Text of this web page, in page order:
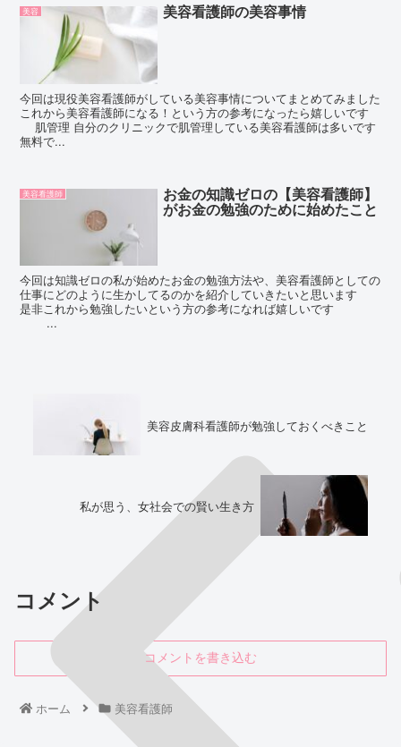
美容 美容看護師の美容事情
今回は現役美容看護師がしている美容事情についてまとめてみました
これから美容看護師になる！という方の参考になったら嬉しいです
肌管理 自分のクリニックで肌管理している美容看護師は多いです
無料で...
美容看護師 お金の知識ゼロの【美容看護師】
がお金の勉強のために始めたこと
今回は知識ゼロの私が始めたお金の勉強方法や、美容看護師としての
仕事にどのように生かしてるのかを紹介していきたいと思います
是非これから勉強したいという方の参考になれば嬉しいです
...
美容皮膚科看護師が勉強しておくべきこと
私が思う、女社会での賢い生き方
コメント
コメントを書き込む
ホーム 美容看護師